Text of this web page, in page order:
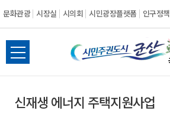
문화관광 시장실 시의회 시민광장플랫폼 인구정책
시
민
주
전
체
뉴
신재생 에너지 주택지원사업